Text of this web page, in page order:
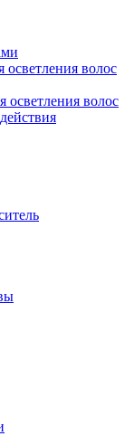
осветления волос
осветления волос